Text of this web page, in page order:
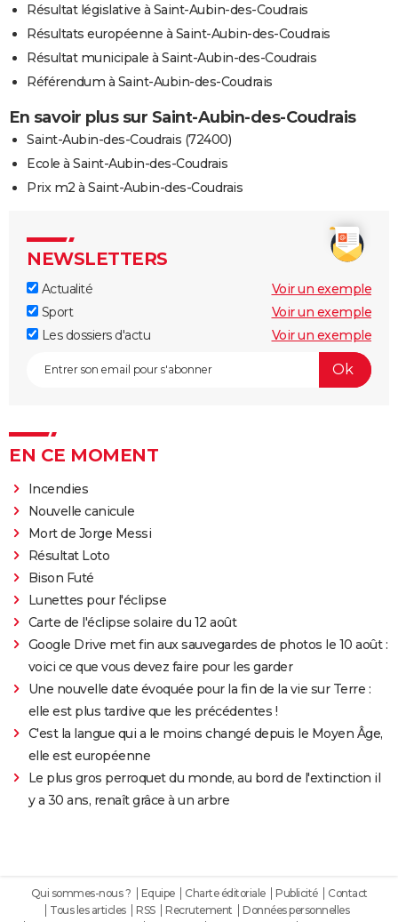
Résultat législative à Saint-Aubin-des-Coudrais
Résultats européenne à Saint-Aubin-des-Coudrais
Résultat municipale à Saint-Aubin-des-Coudrais
Référendum à Saint-Aubin-des-Coudrais
En savoir plus sur Saint-Aubin-des-Coudrais
Saint-Aubin-des-Coudrais (72400)
Ecole à Saint-Aubin-des-Coudrais
Prix m2 à Saint-Aubin-des-Coudrais
NEWSLETTERS
Actualité
Voir un exemple
Sport
Voir un exemple
Les dossiers d'actu
Voir un exemple
EN CE MOMENT
Incendies
Nouvelle canicule
Mort de Jorge Messi
Résultat Loto
Bison Futé
Lunettes pour l'éclipse
Carte de l'éclipse solaire du 12 août
Google Drive met fin aux sauvegardes de photos le 10 août :
voici ce que vous devez faire pour les garder
Une nouvelle date évoquée pour la fin de la vie sur Terre :
elle est plus tardive que les précédentes !
C'est la langue qui a le moins changé depuis le Moyen Âge,
elle est européenne
Le plus gros perroquet du monde, au bord de l'extinction il
y a 30 ans, renaît grâce à un arbre
Qui sommes-nous ? Equipe Charte éditoriale Publicité
Contact
Tous les articles
RSS Recrutement
Données personnelles